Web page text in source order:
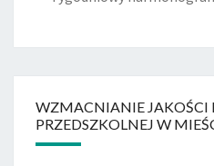
WZMACNIANIE JAKOŚCI
PRZEDSZKOLNEJ W